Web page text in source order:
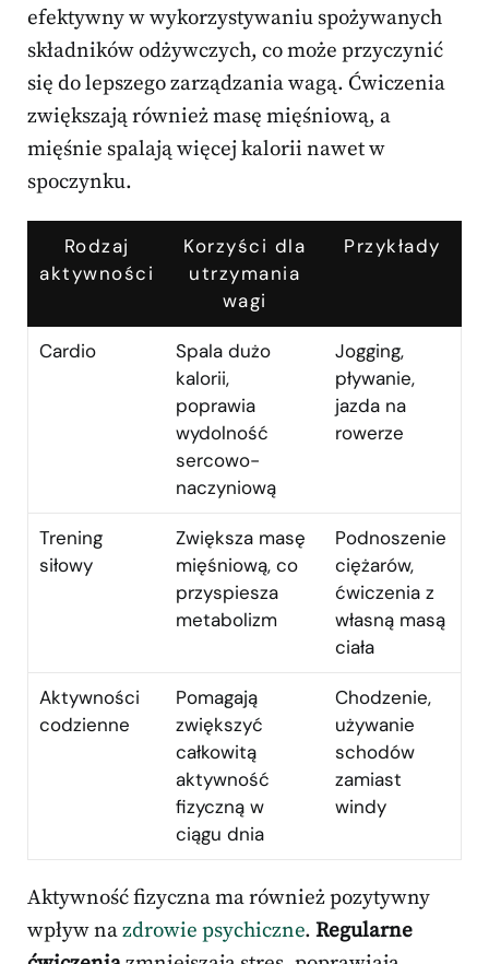
efektywny w wykorzystywaniu spożywanych
składników odżywczych, co może przyczynić
się do lepszego zarządzania wagą. Ćwiczenia
zwiększają również masę mięśniową, a
mięśnie spalają więcej kalorii nawet w
spoczynku.
Rodzaj
aktywności
Korzyści dla
utrzymania
wagi
Przykłady
Cardio
Spala dużo
kalorii,
poprawia
wydolność
sercowo-
naczyniową
Jogging,
pływanie,
jazda na
rowerze
Trening
siłowy
Zwiększa masę
mięśniową, co
przyspiesza
metabolizm
Podnoszenie
ciężarów,
ćwiczenia z
własną masą
ciała
Aktywności
codzienne
Pomagają
zwiększyć
całkowitą
aktywność
fizyczną w
ciągu dnia
Chodzenie,
używanie
schodów
zamiast
windy
Aktywność fizyczna ma również pozytywny
wpływ nazdrowie psychiczne. Regularne